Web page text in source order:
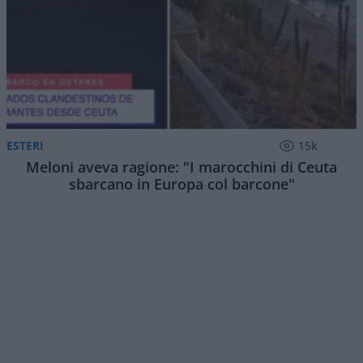
ESTERI 15k
Meloni aveva ragione: "I marocchini di Ceuta
sbarcano in Europa col barcone"